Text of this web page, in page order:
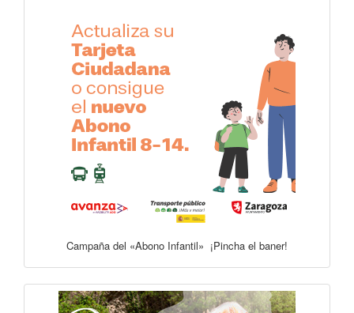
Campaña del «Abono Infantil» ¡Pincha el baner!